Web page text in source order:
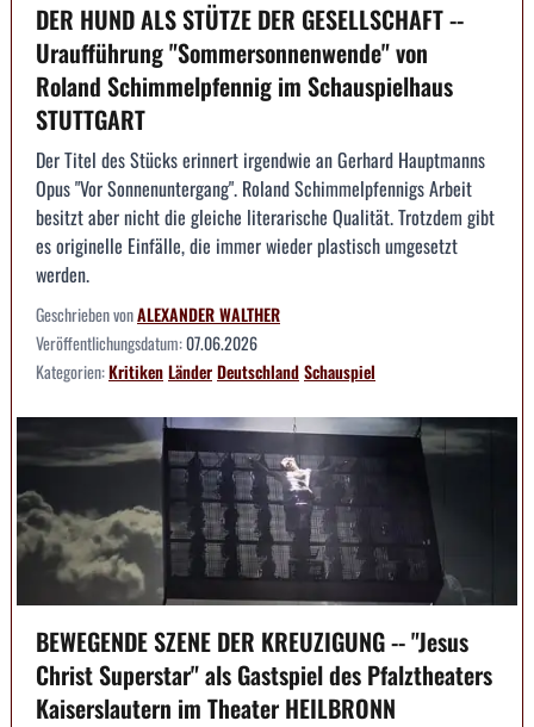
DER HUND ALS STÜTZE DER GESELLSCHAFT --
Uraufführung "Sommersonnenwende" von
Roland Schimmelpfennig im Schauspielhaus
STUTTGART
Der Titel des Stücks erinnert irgendwie an Gerhard Hauptmanns
Opus "Vor Sonnenuntergang". Roland Schimmelpfennigs Arbeit
besitzt aber nicht die gleiche literarische Qualität. Trotzdem gibt
es originelle Einfälle, die immer wieder plastisch umgesetzt
werden.
Geschrieben vonALEXANDER WALTHER
Veröffentlichungsdatum:07.06.2026
Kategorien:KritikenLänderDeutschlandSchauspiel
BEWEGENDE SZENE DER KREUZIGUNG -- "Jesus
Christ Superstar" als Gastspiel des Pfalztheaters
Kaiserslautern im Theater HEILBRONN